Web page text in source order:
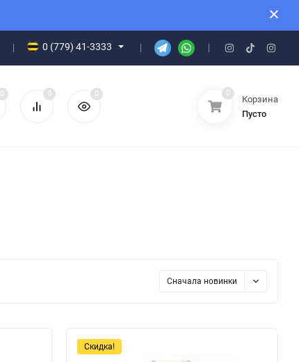
0 (779) 41-3333
0 0 0 0
Корзина
Пусто
Сначала новинки
Скидка!